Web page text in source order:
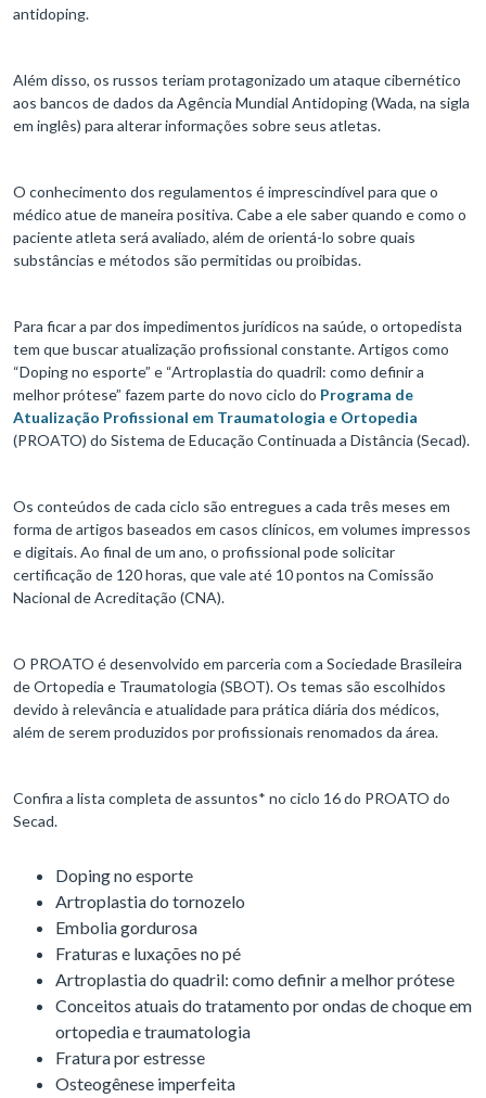
antidoping.
Além disso, os russos teriam protagonizado um ataque cibernético
aos bancos de dados da Agência Mundial Antidoping (Wada, na sigla
em inglês) para alterar informações sobre seus atletas.
O conhecimento dos regulamentos é imprescindível para que o
médico atue de maneira positiva. Cabe a ele saber quando e como o
paciente atleta será avaliado, além de orientá-lo sobre quais
substâncias e métodos são permitidas ou proibidas.
Para ficar a par dos impedimentos jurídicos na saúde, o ortopedista
tem que buscar atualização profissional constante. Artigos como
“Doping no esporte” e “Artroplastia do quadril: como definir a
melhor prótese” fazem parte do novo ciclo do Programa de
Atualização Profissional em Traumatologia e Ortopedia
(PROATO) do Sistema de Educação Continuada a Distância (Secad).
Os conteúdos de cada ciclo são entregues a cada três meses em
forma de artigos baseados em casos clínicos, em volumes impressos
e digitais. Ao final de um ano, o profissional pode solicitar
certificação de 120 horas, que vale até 10 pontos na Comissão
Nacional de Acreditação (CNA).
O PROATO é desenvolvido em parceria com a Sociedade Brasileira
de Ortopedia e Traumatologia (SBOT). Os temas são escolhidos
devido à relevância e atualidade para prática diária dos médicos,
além de serem produzidos por profissionais renomados da área.
Confira a lista completa de assuntos* no ciclo 16 do PROATO do
Secad.
Doping no esporte
Artroplastia do tornozelo
Embolia gordurosa
Fraturas e luxações no pé
Artroplastia do quadril: como definir a melhor prótese
Conceitos atuais do tratamento por ondas de choque em
ortopedia e traumatologia
Fratura por estresse
Osteogênese imperfeita